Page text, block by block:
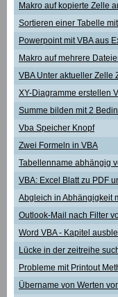
Makro auf kopierte Zelle
Sortieren einer Tabelle
Powerpoint mit VBA aus
Makro auf mehrere
VBA Unter aktueller Zelle
XY-Diagramme erstellen
Summe bilden mit 2
Vba Speicher Knopf
Zwei Formeln in VBA
Tabellenname abhängig
VBA: Excel Blatt zu PDF
Abgleich in Abhängigkeit
Outlook-Mail nach Filter
Word VBA - Kapitel
Lücke in der zeitreihe
Probleme mit Printout
Übername von Werten